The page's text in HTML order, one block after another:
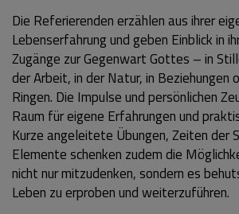
Die Referierenden erzählen aus ihrer
Lebenserfahrung und geben Einblick in
Zugänge zur Gegenwart Gottes – in
der Arbeit, in der Natur, in Beziehungen
Ringen. Die Impulse und persönlichen
Raum für eigene Erfahrungen und
Kurze angeleitete Übungen, Zeiten der
Elemente schenken zudem die
nicht nur mitzudenken, sondern es
Leben zu erproben und weiterzuführen.